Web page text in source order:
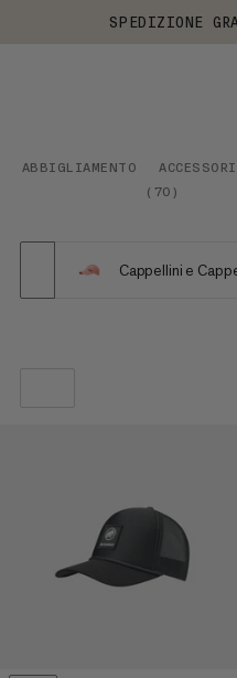
SPEDIZIONE
ABBIGLIAMENTO
ACCESSORI
( 70 )
Cappellini e